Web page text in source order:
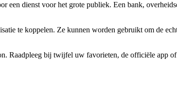
een dienst voor het grote publiek. Een bank,
te koppelen. Ze kunnen worden gebruikt om de
Raadpleeg bij twijfel uw favorieten, de officiële app